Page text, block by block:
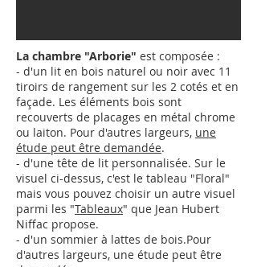
La chambre "Arborie" est composée :
- d'un lit en bois naturel ou noir avec 11
tiroirs de rangement sur les 2 cotés et en
façade. Les éléments bois sont
recouverts de placages en métal chrome
ou laiton. Pour d'autres largeurs, une
étude peut être demandée.
- d'une tête de lit personnalisée. Sur le
visuel ci-dessus, c'est le tableau "Floral"
mais vous pouvez choisir un autre visuel
parmi les "Tableaux" que Jean Hubert
Niffac propose.
- d'un sommier à lattes de bois.Pour
d'autres largeurs, une étude peut être